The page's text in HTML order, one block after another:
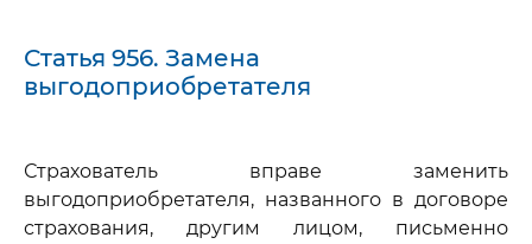
Статья 956. Замена
выгодоприобретателя
Страхователь вправе заменить
выгодоприобретателя, названного в договоре
страхования, другим лицом, письменно